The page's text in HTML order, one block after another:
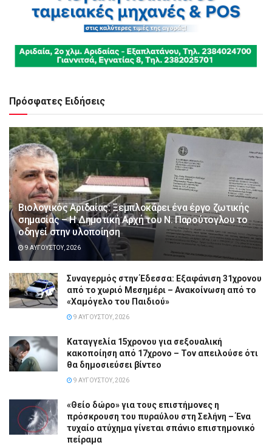
Πρόσφατες Ειδήσεις
Βιολογικός Αριδαίας: Ξεμπλοκάρει ένα έργο ζωτικής
σημασίας – Η Δημοτική Αρχή του Ν. Παρούτογλου το
οδηγεί στην υλοποίηση
9 ΑΥΓΟΎΣΤΟΥ, 2026
Συναγερμός στην Έδεσσα: Εξαφάνιση 31χρονου
από το χωριό Μεσημέρι – Ανακοίνωση από το
«Χαμόγελο του Παιδιού»
9 ΑΥΓΟΎΣΤΟΥ, 2026
Καταγγελία 15χρονου για σεξουαλική
κακοποίηση από 17χρονο – Τον απειλούσε ότι
θα δημοσιεύσει βίντεο
9 ΑΥΓΟΎΣΤΟΥ, 2026
«Θείο δώρο» για τους επιστήμονες η
πρόσκρουση του πυραύλου στη Σελήνη – Ένα
τυχαίο ατύχημα γίνεται σπάνιο επιστημονικό
πείραμα